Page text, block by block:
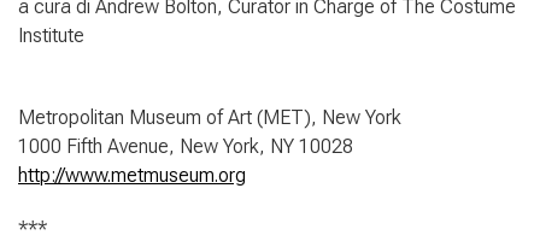
a cura di Andrew Bolton, Curator in Charge of The Costume
Institute
Metropolitan Museum of Art (MET), New York
1000 Fifth Avenue, New York, NY 10028
http://www.metmuseum.org
***